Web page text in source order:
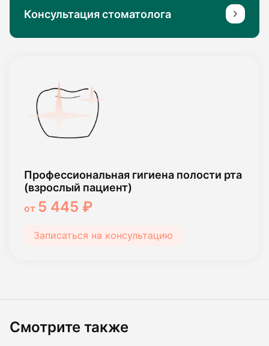
Консультация стоматолога
Эстетические реставрации зубов
12 550 ₽
Записаться на консультацию
Смотрите также